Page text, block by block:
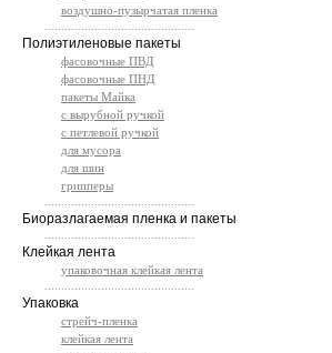
воздушно-пузырчатая пленка
Полиэтиленовые пакеты
фасовочные ПВД
фасовочные ПНД
пакеты Майка
с вырубной ручкой
с петлевой ручкой
для мусора
для шин
грипперы
Биоразлагаемая пленка и пакеты
Клейкая лента
упаковочная клейкая лента
Упаковка
стрейч-пленка
клейкая лента